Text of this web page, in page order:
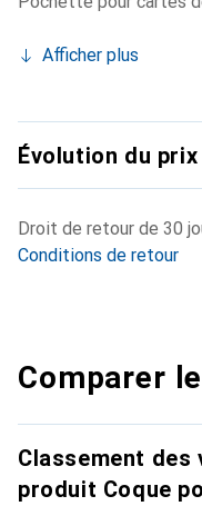
Afficher plus
Évolution du prix
Droit de retour de 30
Conditions de retour
Comparer
Classement des
produit Coque